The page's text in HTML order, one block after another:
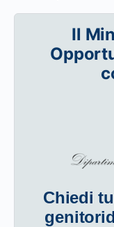
Il
Chiedi